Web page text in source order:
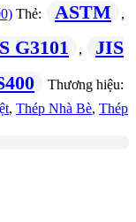
Thẻ: ASTM ,
G3101 ,
JIS
Thương hiệu:
, Thép Nhà Bè, Thép